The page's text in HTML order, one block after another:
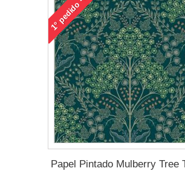
1°
pedido
Papel Pintado Mulberry Tree